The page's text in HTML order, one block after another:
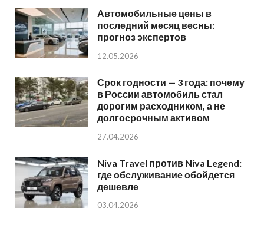
Автомобильные цены в
последний месяц весны:
прогноз экспертов
12.05.2026
Срок годности — 3 года: почему
в России автомобиль стал
дорогим расходником, а не
долгосрочным активом
27.04.2026
Niva Travel против Niva Legend:
где обслуживание обойдется
дешевле
03.04.2026